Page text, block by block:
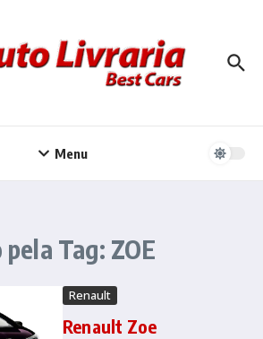
Menu
Tag: ZOE
Renault
Renault Zoe